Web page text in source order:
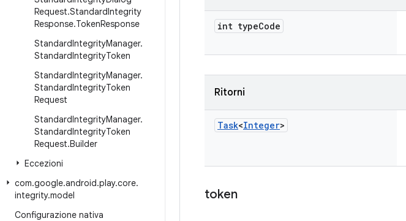
Request.StandardIntegrity
Response.TokenResponse
StandardIntegrityManager.
StandardIntegrityToken
StandardIntegrityManager.
StandardIntegrityToken
Request
StandardIntegrityManager.
StandardIntegrityToken
Request.Builder
Eccezioni
com.google.android.play.core.
integrity.model
Configurazione nativa
int typeCode
Ritorni
Task<Integer>
token